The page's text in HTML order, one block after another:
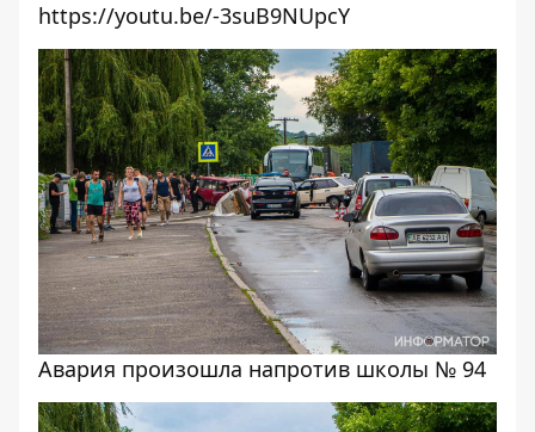
https://youtu.be/-3suB9NUpcY
Авария произошла напротив школы № 94